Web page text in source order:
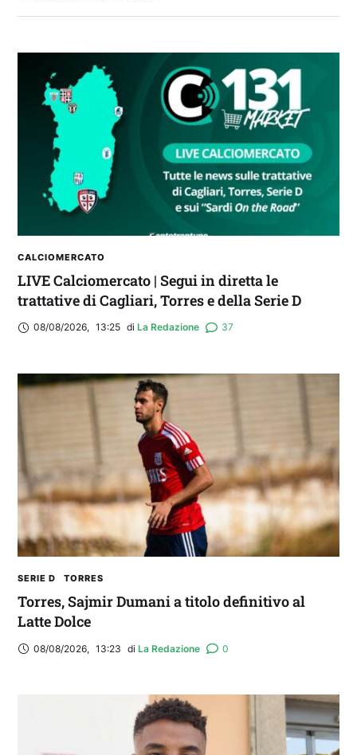
FANTA 131 LIVE | La nuova stagione al
fantacalcio: le novità di Fanta 131 e chi
CALCIOMERCATO
LIVE Calciomercato | Segui in diretta le
trattative di Cagliari, Torres e della Serie D
08/08/2026, 13:25 di La Redazione 37
SERIE D TORRES
Torres, Sajmir Dumani a titolo definitivo al
Latte Dolce
08/08/2026, 13:23 di La Redazione 0